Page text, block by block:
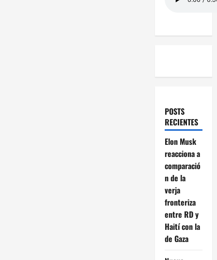
POSTS
RECIENTES
Elon Musk
reacciona a
comparació
n de la
verja
fronteriza
entre RD y
Haití con la
de Gaza